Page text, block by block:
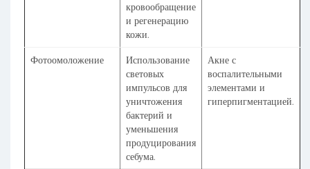
кровообращение
и регенерацию
кожи.
Фотоомоложение
Использование
световых
импульсов для
уничтожения
бактерий и
уменьшения
продуцирования
себума.
Акне с
воспалительными
элементами и
гиперпигментацией.